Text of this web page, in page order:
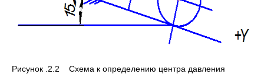
Рисунок .2.2 Схема к определению центра давления